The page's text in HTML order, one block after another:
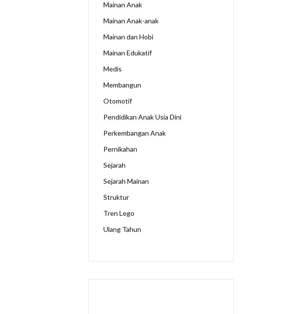
Mainan Anak
Mainan Anak-anak
Mainan dan Hobi
Mainan Edukatif
Medis
Membangun
Otomotif
Pendidikan Anak Usia Dini
Perkembangan Anak
Pernikahan
Sejarah
Sejarah Mainan
Struktur
Tren Lego
Ulang Tahun